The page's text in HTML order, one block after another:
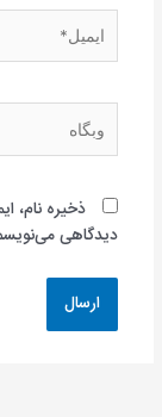
وبگاه
ذخیره نام،
دیدگاهی